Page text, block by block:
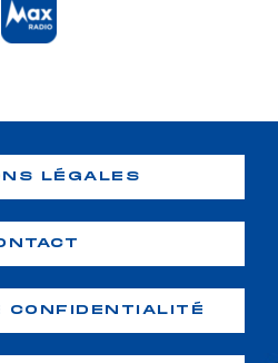
LÉGALES
CONFIDENTIALITÉ